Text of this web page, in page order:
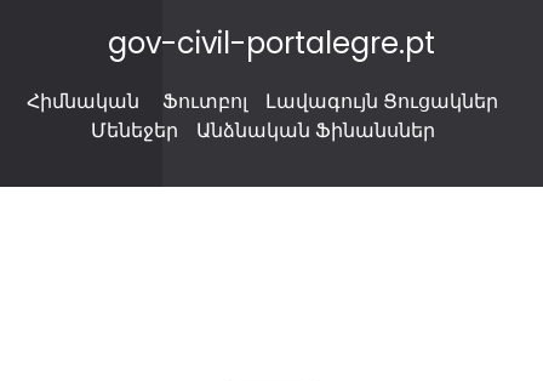
gov-civil-portalegre.pt
Հիմնական Ֆուտբոլ
Լավագույն Ցուցակներ
Մենեջեր
Անձնական Ֆինանսներ